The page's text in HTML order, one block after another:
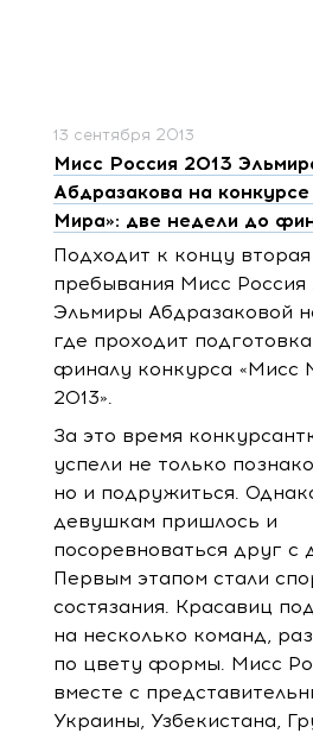
13 сентября 2013
Мисс Россия 2013
Абдразакова на
Мира»: две недели до
Подходит к концу
пребывания Мисс Россия
Эльмиры Абдразаковой
где проходит
финалу конкурса «Мисс
2013».
За это время
успели не только
но и подружиться.
девушкам пришлось и
посоревноваться друг с
Первым этапом стали
состязания. Красавиц
на несколько команд,
по цвету формы. Мисс
вместе с
Украины, Узбекистана,